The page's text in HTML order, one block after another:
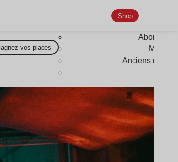
Gagnez vos places
Shop
Anciens